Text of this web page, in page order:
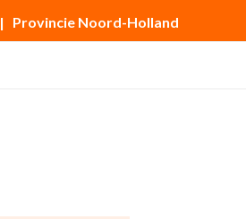
| Provincie Noord-Holland